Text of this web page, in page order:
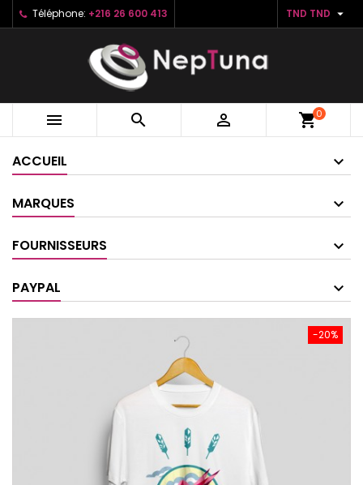
Téléphone: +216 26 600 413 TND TND 
   shopping_cart0
ACCUEIL
MARQUES
FOURNISSEURS
PAYPAL
-20%